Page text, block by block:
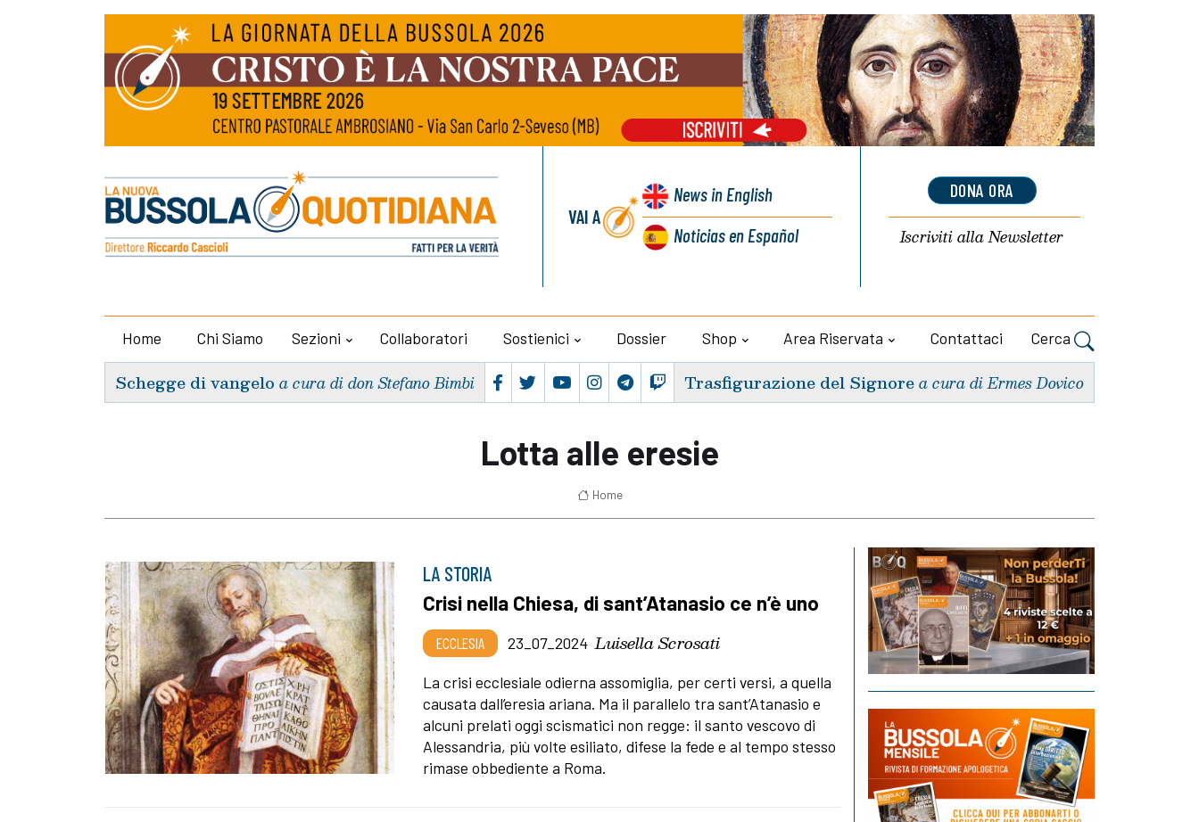
VAI A
Newsin English
Noticiasen Español
DONA ORA
Iscriviti allaNewsletter
Home Chi Siamo Sezioni Collaboratori Sostienici Dossier Shop Area Riservata Contattaci Cerca
Schegge di vangelo a cura di don Stefano Bimbi Trasfigurazione del Signorea cura di Ermes Dovico
Lotta alle eresie
Home
LA STORIA
Crisi nella Chiesa, di sant’Atanasio ce n’è uno
ECCLESIA 23_07_2024 Luisella Scrosati
La crisi ecclesiale odierna assomiglia, per certi versi, a quella
causata dall’eresia ariana. Ma il parallelo tra sant’Atanasio e
alcuni prelati oggi scismatici non regge: il santo vescovo di
Alessandria, più volte esiliato, difese la fede e al tempo stesso
rimase obbediente a Roma.